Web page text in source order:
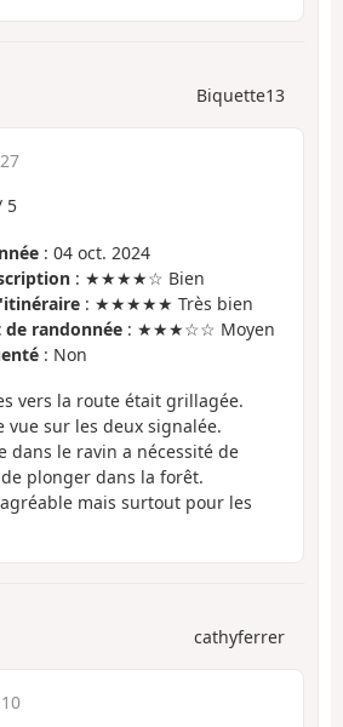
Biquette13
5
: 04 oct. 2024
: ★★★★☆ Bien
: ★★★★★ Très bien
randonnée : ★★★☆☆ Moyen
: Non
vers la route était grillagée.
vue sur les deux signalée.
dans le ravin a nécessité de
plonger dans la forêt.
mais surtout pour les
cathyferrer